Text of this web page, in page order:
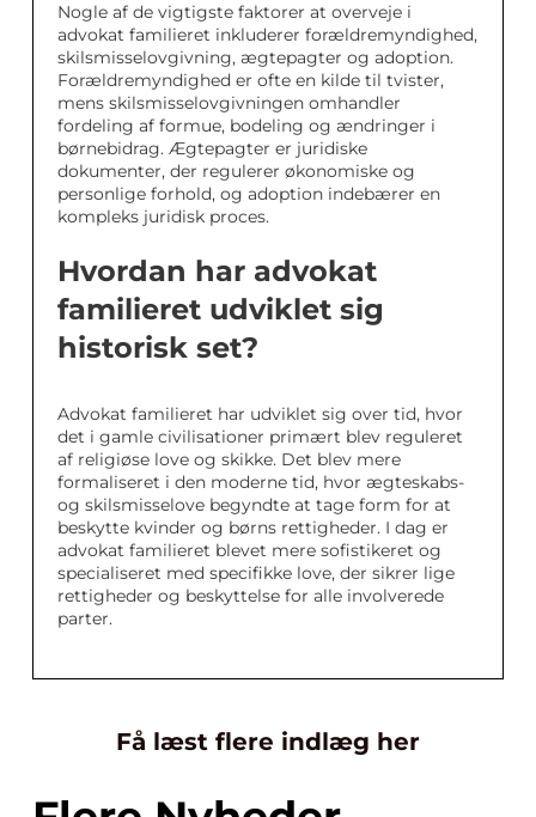
Nogle af de vigtigste faktorer at overveje i
advokat familieret inkluderer forældremyndighed,
skilsmisselovgivning, ægtepagter og adoption.
Forældremyndighed er ofte en kilde til tvister,
mens skilsmisselovgivningen omhandler
fordeling af formue, bodeling og ændringer i
børnebidrag. Ægtepagter er juridiske
dokumenter, der regulerer økonomiske og
personlige forhold, og adoption indebærer en
kompleks juridisk proces.
Hvordan har advokat
familieret udviklet sig
historisk set?
Advokat familieret har udviklet sig over tid, hvor
det i gamle civilisationer primært blev reguleret
af religiøse love og skikke. Det blev mere
formaliseret i den moderne tid, hvor ægteskabs-
og skilsmisselove begyndte at tage form for at
beskytte kvinder og børns rettigheder. I dag er
advokat familieret blevet mere sofistikeret og
specialiseret med specifikke love, der sikrer lige
rettigheder og beskyttelse for alle involverede
parter.
Få læst flere indlæg her